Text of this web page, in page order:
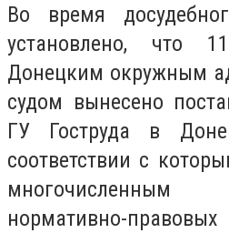
Во время
установлено, что
Донецким окружным
судом вынесено
ГУ Гоструда в
соответствии с
нормативно-